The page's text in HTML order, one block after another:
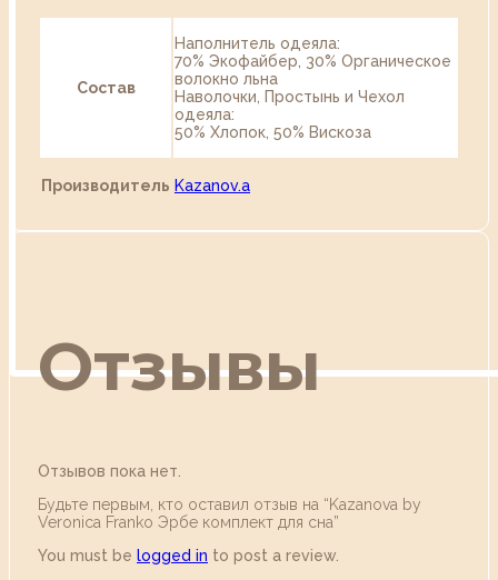
Состав
Наполнитель одеяла:
70% Экофайбер, 30% Органическое
волокно льна
Наволочки, Простынь и Чехол
одеяла:
50% Хлопок, 50% Вискоза
Производитель Kazanov.a
Отзывы
Отзывов пока нет.
Будьте первым, кто оставил отзыв на “Kazanova by
Veronica Franko Эрбе комплект для сна”
You must be logged in to post a review.